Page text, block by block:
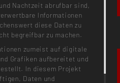
Nachtzeit abrufbar sind,
Informationen
diese Daten zu
begreifbar zu machen.
zumeist auf digitale
Grafiken aufbereitet und
In diesem Projekt
Daten und